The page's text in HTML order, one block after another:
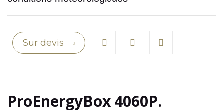
Sur devis
ProEnergyBox 4060P.